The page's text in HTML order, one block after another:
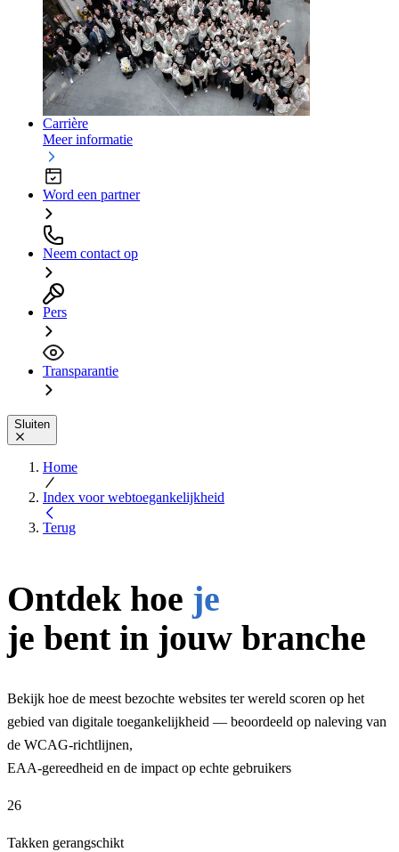
Carrière
Meer informatie
Word een partner
Neem contact op
Pers
Transparantie
Sluiten
Home
Index voor webtoegankelijkheid
Terug
Ontdek hoe je
je bent in jouw branche
Bekijk hoe de meest bezochte websites ter wereld scoren op het
gebied van digitale toegankelijkheid — beoordeeld op naleving van
de WCAG-richtlijnen,
EAA-gereedheid en de impact op echte gebruikers
26
Takken gerangschikt